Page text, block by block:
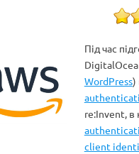
Під час
WordPress)
re:Invent, в
client